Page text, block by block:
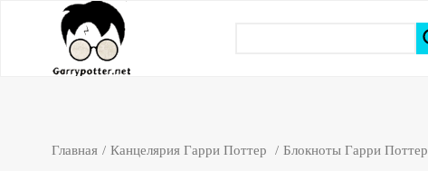
Главная Канцелярия Гарри Поттер Блокноты Гарри Поттер